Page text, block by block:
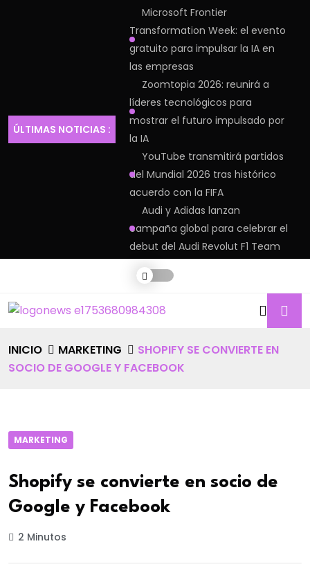
ÚLTIMAS NOTICIAS :
Microsoft Frontier
Transformation Week: el evento
gratuito para impulsar la IA en
las empresas
Zoomtopia 2026: reunirá a
líderes tecnológicos para
mostrar el futuro impulsado por
la IA
YouTube transmitirá partidos
del Mundial 2026 tras histórico
acuerdo con la FIFA
Audi y Adidas lanzan
campaña global para celebrar el
debut del Audi Revolut F1 Team
INICIO MARKETING
SHOPIFY SE CONVIERTE EN
SOCIO DE GOOGLE Y FACEBOOK
MARKETING
Shopify se convierte en socio de
Google y Facebook
2 Minutos